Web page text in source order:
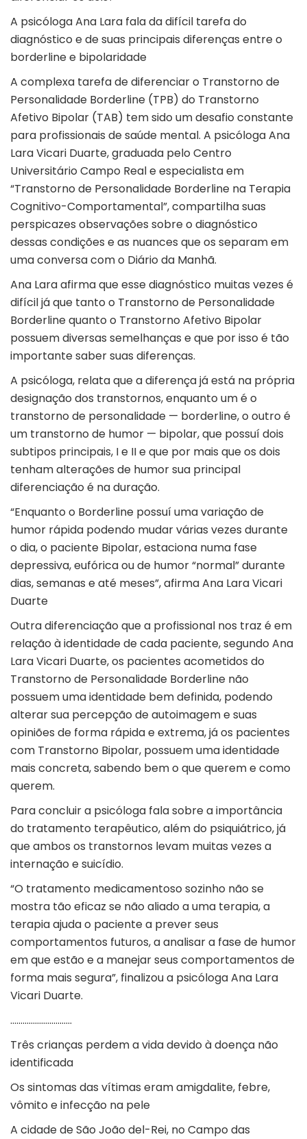
A psicóloga Ana Lara fala da difícil tarefa do
diagnóstico e de suas principais diferenças entre o
borderline e bipolaridade
A complexa tarefa de diferenciar o Transtorno de
Personalidade Borderline (TPB) do Transtorno
Afetivo Bipolar (TAB) tem sido um desafio constante
para profissionais de saúde mental. A psicóloga Ana
Lara Vicari Duarte, graduada pelo Centro
Universitário Campo Real e especialista em
“Transtorno de Personalidade Borderline na Terapia
Cognitivo-Comportamental”, compartilha suas
perspicazes observações sobre o diagnóstico
dessas condições e as nuances que os separam em
uma conversa com o Diário da Manhã.
Ana Lara afirma que esse diagnóstico muitas vezes é
difícil já que tanto o Transtorno de Personalidade
Borderline quanto o Transtorno Afetivo Bipolar
possuem diversas semelhanças e que por isso é tão
importante saber suas diferenças.
A psicóloga, relata que a diferença já está na própria
designação dos transtornos, enquanto um é o
transtorno de personalidade — borderline, o outro é
um transtorno de humor — bipolar, que possuí dois
subtipos principais, I e II e que por mais que os dois
tenham alterações de humor sua principal
diferenciação é na duração.
“Enquanto o Borderline possuí uma variação de
humor rápida podendo mudar várias vezes durante
o dia, o paciente Bipolar, estaciona numa fase
depressiva, eufórica ou de humor “normal” durante
dias, semanas e até meses”, afirma Ana Lara Vicari
Duarte
Outra diferenciação que a profissional nos traz é em
relação à identidade de cada paciente, segundo Ana
Lara Vicari Duarte, os pacientes acometidos do
Transtorno de Personalidade Borderline não
possuem uma identidade bem definida, podendo
alterar sua percepção de autoimagem e suas
opiniões de forma rápida e extrema, já os pacientes
com Transtorno Bipolar, possuem uma identidade
mais concreta, sabendo bem o que querem e como
querem.
Para concluir a psicóloga fala sobre a importância
do tratamento terapêutico, além do psiquiátrico, já
que ambos os transtornos levam muitas vezes a
internação e suicídio.
“O tratamento medicamentoso sozinho não se
mostra tão eficaz se não aliado a uma terapia, a
terapia ajuda o paciente a prever seus
comportamentos futuros, a analisar a fase de humor
em que estão e a manejar seus comportamentos de
forma mais segura”, finalizou a psicóloga Ana Lara
Vicari Duarte.
…………………………
Três crianças perdem a vida devido à doença não
identificada
Os sintomas das vítimas eram amigdalite, febre,
vômito e infecção na pele
A cidade de São João del-Rei, no Campo das